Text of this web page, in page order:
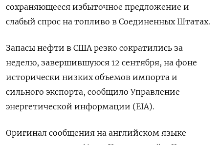
сохраняющееся избыточное предложение и
слабый спрос на топливо в Соединенных Штатах.
Запасы нефти в США резко сократились за
неделю, завершившуюся 12 сентября, на фоне
исторически низких объемов импорта и
сильного экспорта, сообщило Управление
энергетической информации (EIA).
Оригинал сообщения на английском языке